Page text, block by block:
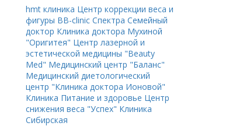
hmt клиника Центр коррекции веса и
фигуры BB-clinic Спектра Семейный
доктор Клиника доктора Мухиной
"Оригитея" Центр лазерной и
эстетической медицины "Beauty
Med" Медицинский центр "Баланс"
Медицинский диетологический
центр "Клиника доктора Ионовой"
Клиника Питание и здоровье Центр
снижения веса "Успех" Клиника
Сибирская